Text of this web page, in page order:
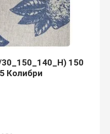
150
Колибри